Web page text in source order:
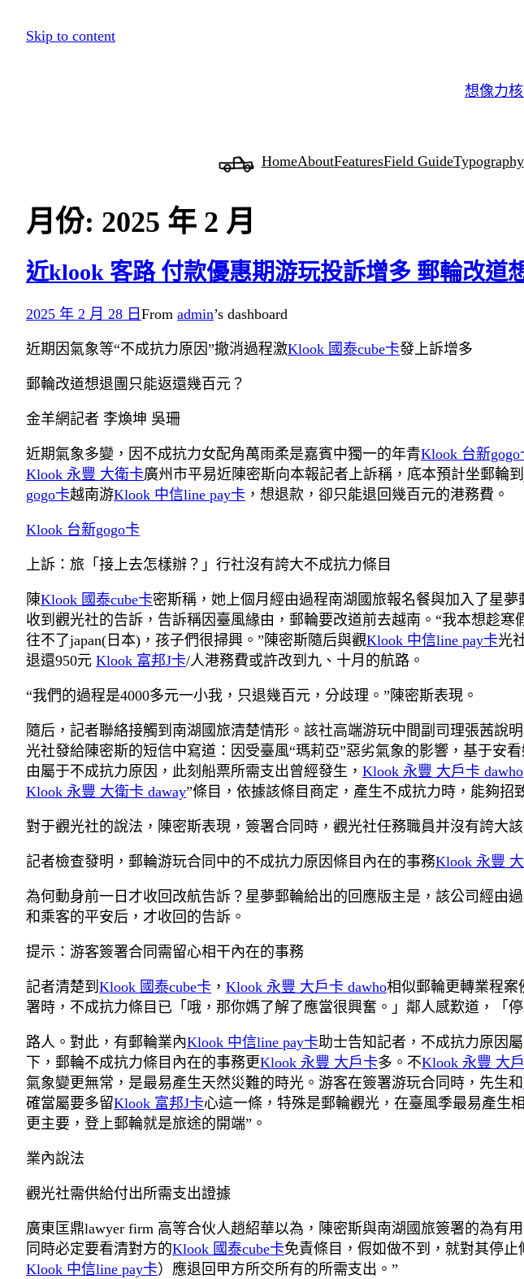
跳
Skip to content
想像力
HomeAboutFeaturesField GuideTypography
月份: 2025 年 2 月
近klook 客路 付款優惠期游玩投訴增多 郵輪改道
2025 年 2 月 28 日 From admin’s dashboard
近期因氣象等“不成抗力原因”撤消過程激Klook 國泰cube卡發上訴增多
郵輪改道想退團只能返還幾百元？
金羊網記者 李煥坤 吳珊
近期氣象多變，因不成抗力女配角萬雨柔是嘉賓中獨一的年青Klook 台新gogo
Klook 永豐 大衛卡廣州市平易近陳密斯向本報記者上訴稱，底本預計坐郵輪到
gogo卡越南游Klook 中信line pay卡 ，想退款，卻只能退回幾百元的港務費。
Klook 台新gogo卡
上訴：旅「接上去怎樣辦？」行社沒有誇大不成抗力條目
陳Klook 國泰cube卡密斯稱，她上個月經由過程南湖國旅報名餐與加入了星夢
收到觀光社的告訴，告訴稱因臺風緣由，郵輪要改道前去越南。“我本想趁寒
往不了japan(日本)，孩子們很掃興。”陳密斯隨后與觀Klook 中信line pay卡光
退還950元 Klook 富邦J卡/人港務費或許改到九、十月的航路。
“我們的過程是4000多元一小我，只退幾百元，分歧理。”陳密斯表現。
隨后，記者聯絡接觸到南湖國旅清楚情形。該社高端游玩中間副司理張茜
光社發給陳密斯的短信中寫道：因受臺風“瑪莉亞”惡劣氣象的影響，基于安
由屬于不成抗力原因，此刻船票所需支出曾經發生， Klook 永豐 大戶卡 dawho
Klook 永豐 大衛卡 daway”條目，依據該條目商定，產生不成抗力時，能夠招
對于觀光社的說法，陳密斯表現，簽署合同時，觀光社任務職員并沒有誇大
記者檢查發明，郵輪游玩合同中的不成抗力原因條目內在的事務Klook 永豐
為何動身前一日才收回改航告訴？星夢郵輪給出的回應版主是，該公司經由
和乘客的平安后，才收回的告訴。
提示：游客簽署合同需留心相干內在的事務
記者清楚到 Klook 國泰cube卡 ， Klook 永豐 大戶卡 dawho相似郵輪更轉業程案
署時，不成抗力條目已「哦，那你媽了解了應當很興奮。」鄰人感歎道，「
路人。對此，有郵輪業內Klook 中信line pay卡助士告知記者，不成抗力原因
下，郵輪不成抗力條目內在的事務更Klook 永豐 大戶卡多。不Klook 永豐 大
氣象變更無常，是最易產生天然災難的時光。游客在簽署游玩合同時，先生和
確當屬要多留Klook 富邦J卡心這一條，特殊是郵輪觀光，在臺風季最易產生
更主要，登上郵輪就是旅途的開端”。
業內說法
觀光社需供給付出所需支出證據
廣東匡鼎lawyer firm 高等合伙人趙紹華以為，陳密斯與南湖國旅簽署的為有
同時必定要看清對方的Klook 國泰cube卡免責條目，假如做不到，就對其停
Klook 中信line pay卡）應退回甲方所交所有的所需支出。”